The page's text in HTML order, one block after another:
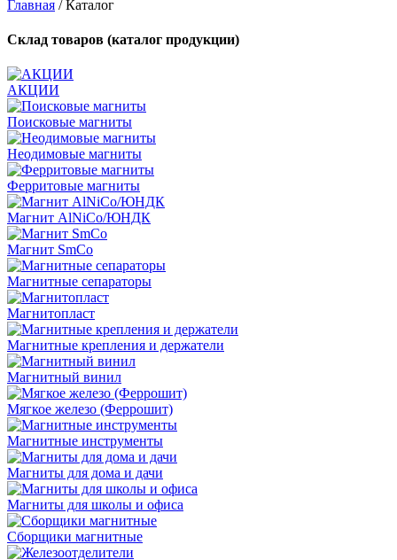
Главная / Каталог
Склад товаров (каталог продукции)
АКЦИИ
Поисковые магниты
Неодимовые магниты
Ферритовые магниты
Магнит AlNiCo/ЮНДК
Магнит SmCo
Магнитные сепараторы
Магнитопласт
Магнитные крепления и держатели
Магнитный винил
Мягкое железо (Феррошит)
Магнитные инструменты
Магниты для дома и дачи
Магниты для школы и офиса
Сборщики магнитные